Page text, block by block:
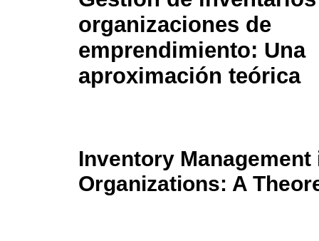
organizaciones de
emprendimiento: Una
aproximación teórica
Inventory
Organizations: A